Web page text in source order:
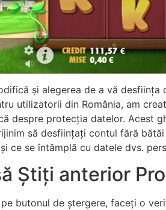
și alegerea de a vă
utilizatorii din România, am
despre protecția datelor. Acest
să desființați contul fără
ce se întâmplă cu datele dvs.
Știți anterior
butonul de ștergere, faceți o